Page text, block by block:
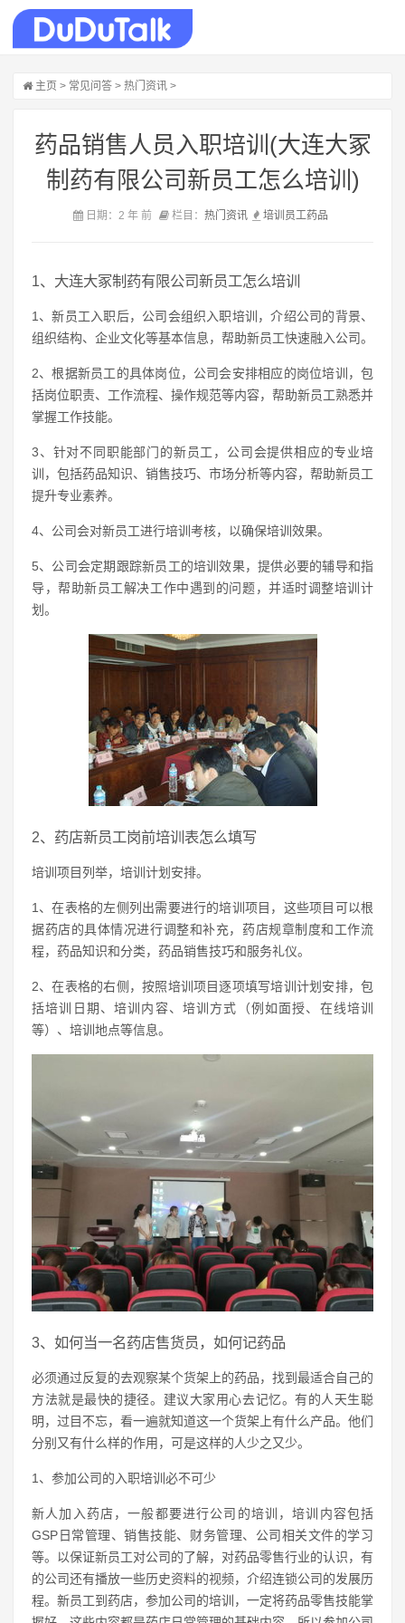
主页 > 常见问答 > 热门资讯 >
药品销售人员入职培训(大连大冢
制药有限公司新员工怎么培训)
日期：2 年 前 栏目： 热门资讯 培训 员工药品
1、大连大冢制药有限公司新员工怎么培训
1、新员工入职后，公司会组织入职培训，介绍公司的背景、
组织结构、企业文化等基本信息，帮助新员工快速融入公司。
2、根据新员工的具体岗位，公司会安排相应的岗位培训，包
括岗位职责、工作流程、操作规范等内容，帮助新员工熟悉并
掌握工作技能。
3、针对不同职能部门的新员工，公司会提供相应的专业培
训，包括药品知识、销售技巧、市场分析等内容，帮助新员工
提升专业素养。
4、公司会对新员工进行培训考核，以确保培训效果。
5、公司会定期跟踪新员工的培训效果，提供必要的辅导和指
导，帮助新员工解决工作中遇到的问题，并适时调整培训计
划。
2、药店新员工岗前培训表怎么填写
培训项目列举，培训计划安排。
1、在表格的左侧列出需要进行的培训项目，这些项目可以根
据药店的具体情况进行调整和补充，药店规章制度和工作流
程，药品知识和分类，药品销售技巧和服务礼仪。
2、在表格的右侧，按照培训项目逐项填写培训计划安排，包
括培训日期、培训内容、培训方式（例如面授、在线培训
等）、培训地点等信息。
3、如何当一名药店售货员，如何记药品
必须通过反复的去观察某个货架上的药品，找到最适合自己的
方法就是最快的捷径。建议大家用心去记忆。有的人天生聪
明，过目不忘，看一遍就知道这一个货架上有什么产品。他们
分别又有什么样的作用，可是这样的人少之又少。
1、参加公司的入职培训必不可少
新人加入药店，一般都要进行公司的培训，培训内容包括
GSP日常管理、销售技能、财务管理、公司相关文件的学习
等。以保证新员工对公司的了解，对药品零售行业的认识，有
的公司还有播放一些历史资料的视频，介绍连锁公司的发展历
程。新员工到药店，参加公司的培训，一定将药品零售技能掌